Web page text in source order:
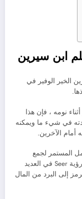
ابن سيرين
الخير الوفير في
نومه ، فإن هذا
في شيء ما ويمكنه
الآخرين.
المستمر لجمع
الأموال وزيادة سبل العيش ، على الرغم من رؤية Seer في العديد
إلى البرد من المال